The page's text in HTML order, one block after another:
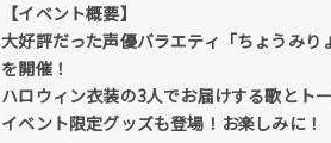
【イベント概要】
大好評だった声優バラエティ「ちょうみ
を開催！
ハロウィン衣装の3人でお届けする歌とト
イベント限定グッズも登場！お楽しみに！